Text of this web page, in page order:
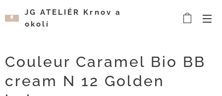
JG ATELIÉR Krnov a
okolí
Couleur Caramel Bio BB
cream N 12 Golden